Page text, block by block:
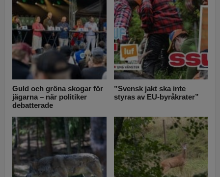
Guld och gröna skogar för
jägarna – när politiker
debatterade
”Svensk jakt ska inte
styras av EU-byråkrater”